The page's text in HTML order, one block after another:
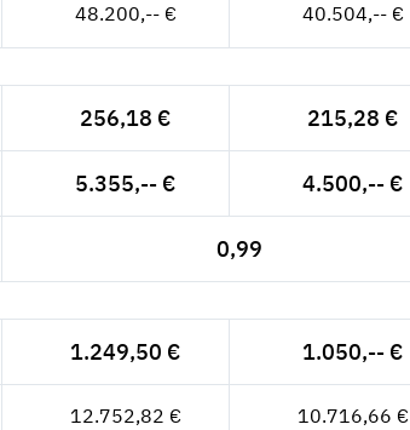
48.200,-- € 40.504,-- €
256,18 € 215,28 €
5.355,-- € 4.500,-- €
0,99
1.249,50 € 1.050,-- €
12.752,82 € 10.716,66 €